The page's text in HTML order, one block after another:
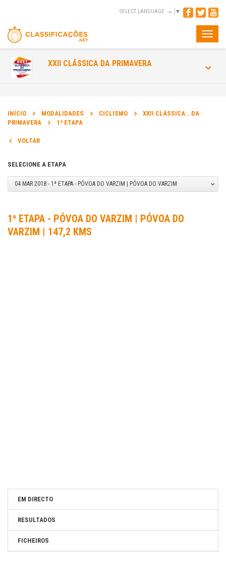
Toggle
SELECT LANGUAGE ▼
XXII CLÁSSICA DA PRIMAVERA
INÍCIO MODALIDADES CICLISMO
XXII CLÁSSICA...DA
PRIMAVERA
1ª ETAPA
VOLTAR
SELECIONE A ETAPA
04 MAR 2018 - 1ª ETAPA - PÓVOA DO VARZIM | PÓVOA DO VARZIM
1ª ETAPA - PÓVOA DO VARZIM | PÓVOA DO
VARZIM | 147,2 KMS
EM DIRECTO
RESULTADOS
FICHEIROS